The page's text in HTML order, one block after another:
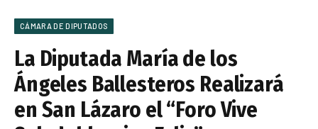
CÁMARA DE DIPUTADOS
La Diputada María de los
Ángeles Ballesteros Realizará
en San Lázaro el “Foro Vive